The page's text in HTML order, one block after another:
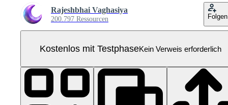
Rajeshbhai Vaghasiya
200.797 Ressourcen Folgen
Kostenlos mit TestphaseKein Verweis erforderlich